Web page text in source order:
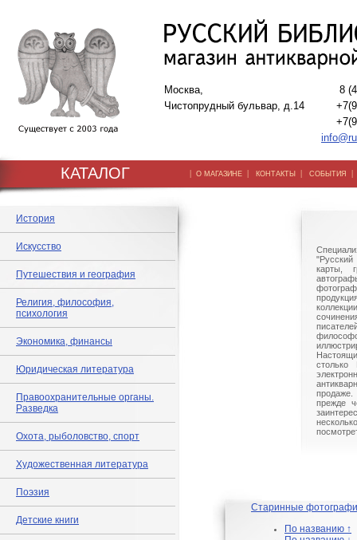
Москва,
Чистопрудный бульвар, д.14
8
КАТАЛОГ | О МАГАЗИНЕ | КОНТАКТЫ | СОБЫТИЯ
История
Искусство
Путешествия и география
Религия, философия,
психология
Экономика, финансы
Юридическая литература
Правоохранительные органы.
Разведка
Охота, рыболовство, спорт
Художественная литература
Поэзия
Детские книги
"Русский
карты,
столько
прежде
Старинные
По названию ↑